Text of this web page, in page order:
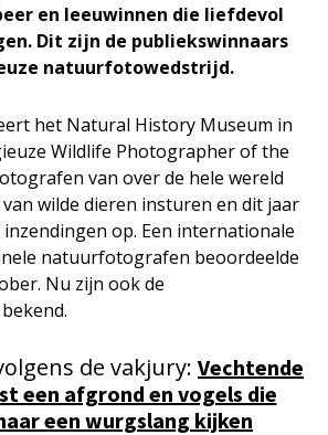
en leeuwinnen die liefdevol
Dit zijn de publiekswinnaars
natuurfotowedstrijd.
het Natural History Museum in
Wildlife Photographer of the
van over de hele wereld
wilde dieren insturen en dit jaar
inzendingen op. Een internationale
natuurfotografen beoordeelde
Nu zijn ook de
de vakjury: Vechtende
een afgrond en vogels die
een wurgslang kijken